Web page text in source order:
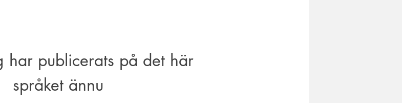
har publicerats på det här
språket ännu